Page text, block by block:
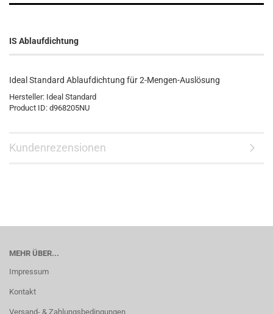
IS Ablaufdichtung
Ideal Standard Ablaufdichtung für 2-Mengen-Auslösung
Hersteller: Ideal Standard
Product ID: d968205NU
Kundenrezensionen
MEHR ÜBER...
Impressum
Kontakt
Versand- & Zahlungsbedingungen